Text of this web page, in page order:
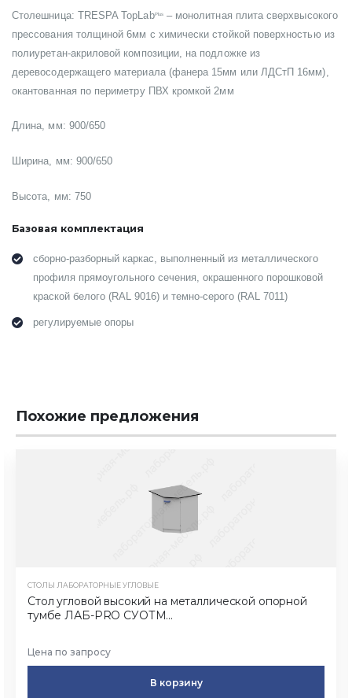
Столешница: TRESPA TopLabPlus– монолитная плита сверхвысокого
прессования толщиной 6мм с химически стойкой поверхностью из
полиуретан-акриловой композиции, на подложке из
деревосодержащего материала (фанера 15мм или ЛДСтП 16мм),
окантованная по периметру ПВХ кромкой 2мм
Длина, мм: 900/650
Ширина, мм: 900/650
Высота, мм: 750
Базовая комплектация
сборно-разборный каркас, выполненный из металлического
профиля прямоугольного сечения, окрашенного порошковой
краской белого (RAL 9016) и темно-серого (RAL 7011)
регулируемые опоры
Похожие предложения
СТОЛЫ ЛАБОРАТОРНЫЕ УГЛОВЫЕ
Стол угловой высокий на металлической опорной
тумбе ЛАБ-PRO СУОТМ...
Цена по запросу
В корзину